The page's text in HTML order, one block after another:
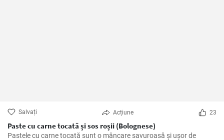
Salvați Acțiune 23
Paste cu carne tocată și sos roșii (Bolognese)
Pastele cu carne tocată sunt o mâncare savuroasă și ușor de